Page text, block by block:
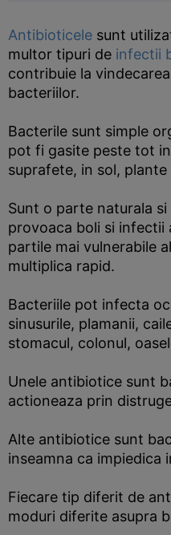
Antibioticele sunt
multor tipuri de infectii
contribuie la
bacteriilor.
Bacterile sunt simple
pot fi gasite peste tot
suprafete, in sol, plante
Sunt o parte naturala
provoaca boli si infectii
partile mai vulnerabile
multiplica rapid.
Bacteriile pot infecta
sinusurile, plamanii,
stomacul, colonul,
Unele antibiotice sunt
actioneaza prin
Alte antibiotice sunt
inseamna ca impiedica
Fiecare tip diferit de
moduri diferite asupra